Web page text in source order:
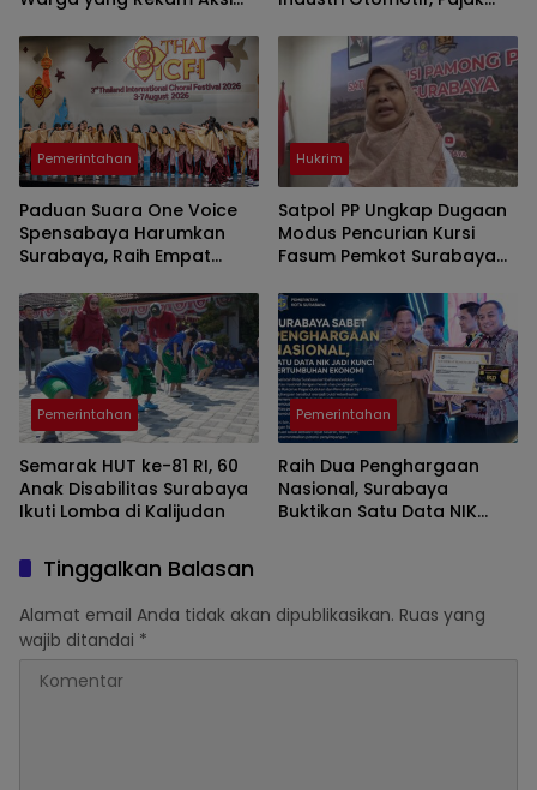
Perlindungan Leasing Jadi
Sorotan
Pemerintahan
Paduan Suara One Voice
Spensabaya Harumkan
Surabaya, Raih Empat
Hukrim
Satpol PP Ungkap Dugaan
Modus Pencurian Kursi
Fasum Pemkot Surabaya
Pemerintahan
Semarak HUT ke-81 RI, 60
Anak Disabilitas Surabaya
Ikuti Lomba di Kalijudan
Pemerintahan
Raih Dua Penghargaan
Nasional, Surabaya
Buktikan Satu Data NIK
Tinggalkan Balasan
Alamat email Anda tidak akan dipublikasikan. Ruas yang
wajib ditandai *